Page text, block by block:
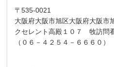
〒535-0021
大阪府大阪市旭区大阪府大阪
クセレント高殿１０７ 牧訪問
（０６－４２５４－６６６０）